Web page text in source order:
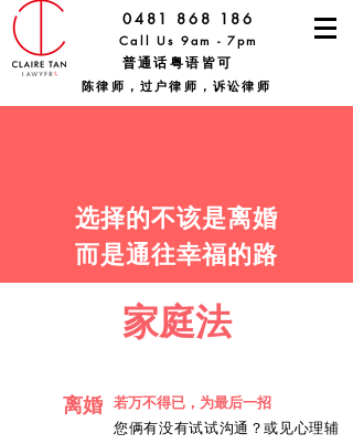
0481 868 186
Call Us 9am - 7pm
普通话粤语皆可
陈律师，过户律师，诉讼律师
选择的不该是离婚
​而是通往幸福的路
家庭法
离婚
若万不得已，为最后一招
您俩有没有试试沟通？或见心理辅